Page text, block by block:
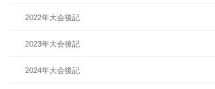
2022年大会後記
2023年大会後記
2024年大会後記